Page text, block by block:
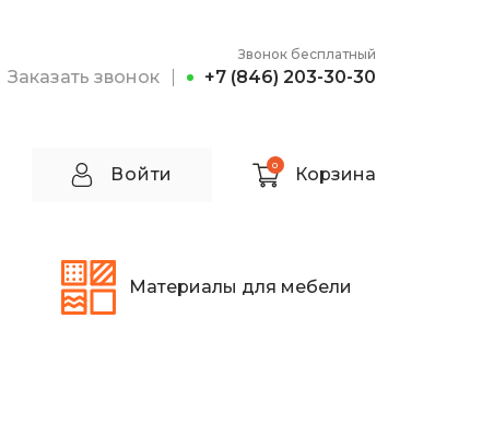
Заказать звонок
Звонок бесплатный
+7 (846) 203-30-30
Войти 0 Корзина
Материалы для мебели